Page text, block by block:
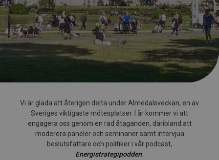
Vi är glada att återigen delta under Almedalsveckan, en av
Sveriges viktigaste mötesplatser. I år kommer vi att
engagera oss genom en rad åtaganden, däribland att
moderera paneler och seminarier samt intervjua
beslutsfattare och politiker i vår podcast,
Energistrategipodden.